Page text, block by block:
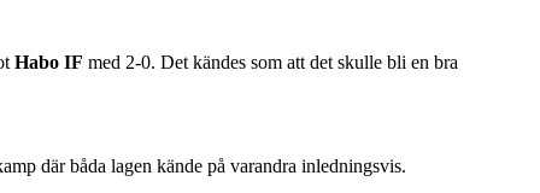
Habo IF med 2-0. Det kändes som att det skulle bli en bra
där båda lagen kände på varandra inledningsvis.